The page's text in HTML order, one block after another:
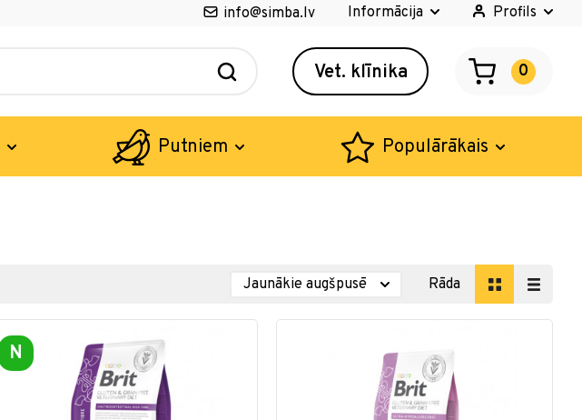
info@simba.lv Informācija Profils
Vet. klīnika 0
Putniem Populārākais
Rāda
N